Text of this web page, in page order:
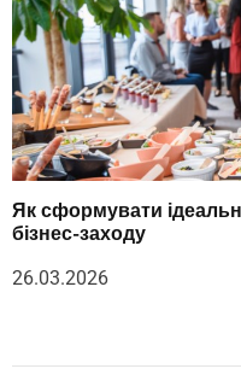
Як сформувати
бізнес-заходу
26.03.2026